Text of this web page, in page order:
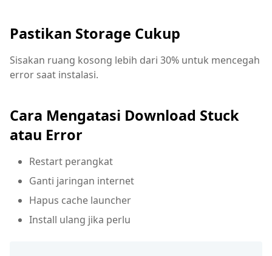
Pastikan Storage Cukup
Sisakan ruang kosong lebih dari 30% untuk mencegah
error saat instalasi.
Cara Mengatasi Download Stuck
atau Error
Restart perangkat
Ganti jaringan internet
Hapus cache launcher
Install ulang jika perlu